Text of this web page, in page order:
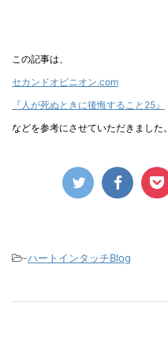
この記事は、
セカンドオピニオン.com
『人が死ぬときに後悔すること25』
などを参考にさせていただきました。
-ハートインタッチBlog